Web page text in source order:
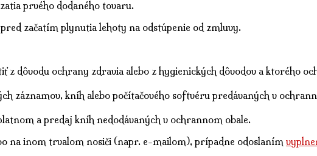
prvého dodaného tovaru.
začatím plynutia lehoty na odstúpenie od zmluvy.
dôvodu ochrany zdravia alebo z hygienických dôvodov a ktorého
záznamov, kníh alebo počítačového softvéru predávaných v
a predaj kníh nedodávaných v ochrannom obale.
na inom trvalom nosiči (napr. e-mailom), prípadne odoslaním